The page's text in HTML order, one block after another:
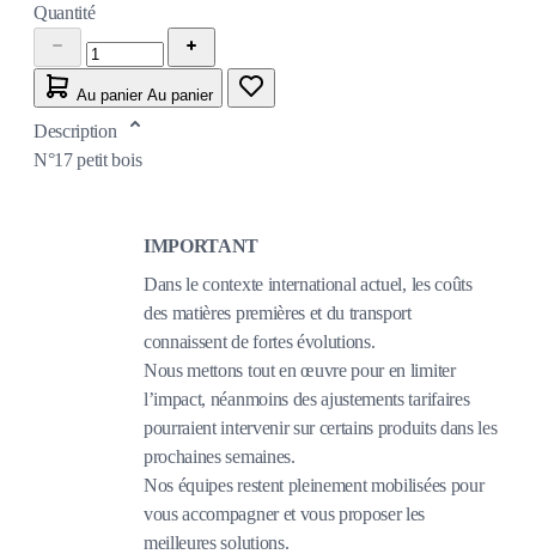
Quantité
Au panier Au panier
Description
N°17 petit bois
IMPORTANT
Dans le contexte international actuel, les coûts
des matières premières et du transport
connaissent de fortes évolutions.
Nous mettons tout en œuvre pour en limiter
l’impact, néanmoins des ajustements tarifaires
pourraient intervenir sur certains produits dans les
prochaines semaines.
Nos équipes restent pleinement mobilisées pour
vous accompagner et vous proposer les
meilleures solutions.